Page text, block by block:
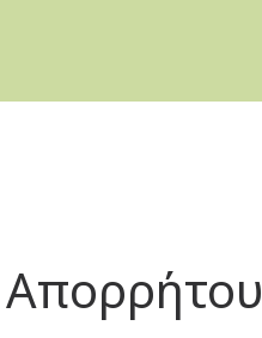
Απορρήτου